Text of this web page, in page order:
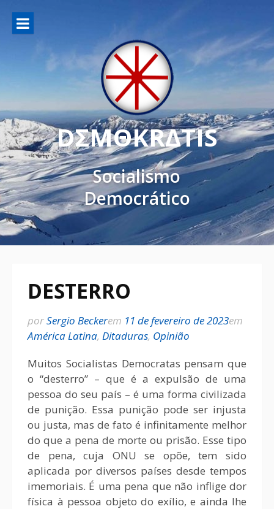
DΣMΘKRΔTIS
Socialismo
Democrático
DESTERRO
porSergio Beckerem 11 de fevereiro de 2023em
América Latina, Ditaduras, Opinião
Muitos Socialistas Democratas pensam que
o “desterro” – que é a expulsão de uma
pessoa do seu país – é uma forma civilizada
de punição. Essa punição pode ser injusta
ou justa, mas de fato é infinitamente melhor
do que a pena de morte ou prisão. Esse tipo
de pena, cuja ONU se opõe, tem sido
aplicada por diversos países desde tempos
imemoriais. É uma pena que não inflige dor
física à pessoa objeto do exílio, e ainda lhe